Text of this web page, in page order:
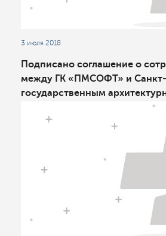
3 июля 2018
Подписано соглашение о
между ГК «ПМСОФТ» и Санкт-
государственным